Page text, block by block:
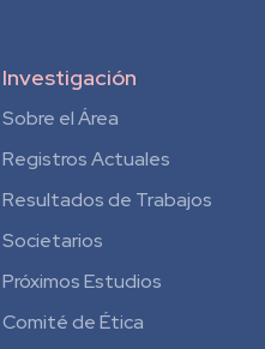
Investigación
Sobre el Área
Registros Actuales
Resultados de Trabajos
Societarios
Próximos Estudios
Comité de Ética